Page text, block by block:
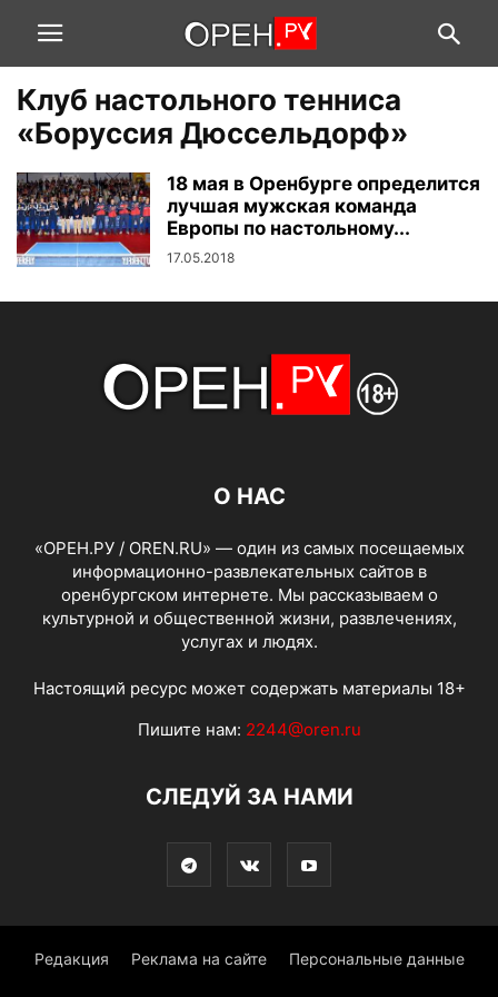
Клуб настольного тенниса
«Боруссия Дюссельдорф»
18 мая в Оренбурге определится
лучшая мужская команда
Европы по настольному...
17.05.2018
О НАС
«ОРЕН.РУ / OREN.RU» — один из самых посещаемых
информационно-развлекательных сайтов в
оренбургском интернете. Мы рассказываем о
культурной и общественной жизни, развлечениях,
услугах и людях.
Настоящий ресурс может содержать материалы 18+
Пишите нам: 2244@oren.ru
СЛЕДУЙ ЗА НАМИ
Редакция Реклама на сайте Персональные данные